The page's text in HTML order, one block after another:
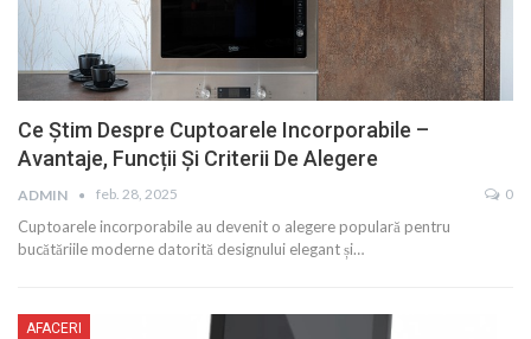
Ce Știm Despre Cuptoarele Incorporabile –
Avantaje, Funcții Și Criterii De Alegere
ADMIN feb. 28, 2025 0
Cuptoarele incorporabile au devenit o alegere populară pentru
bucătăriile moderne datorită designului elegant și…
AFACERI